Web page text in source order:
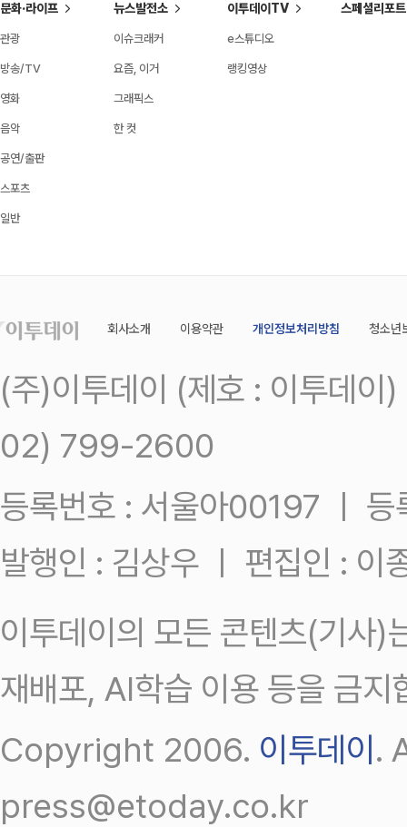
문화·라이프
관광
방송/TV
영화
음악
공연/출판
스포츠
일반
뉴스발전소
이슈크래커
요즘, 이거
그래픽스
한 컷
이투데이TV
e스튜디오
랭킹영상
스페셜리포트
회사소개 이용약관 개인정보처리방침 청소년
(주)이투데이 (제호 : 이투데
02) 799-2600
등록번호 : 서울아00197 ㅣ
발행인 : 김상우 ㅣ 편집인 : 이
이투데이의 모든 콘텐츠(기사)
재배포, AI학습 이용 등을 금지
Copyright 2006. 이투데이.
press@etoday.co.kr